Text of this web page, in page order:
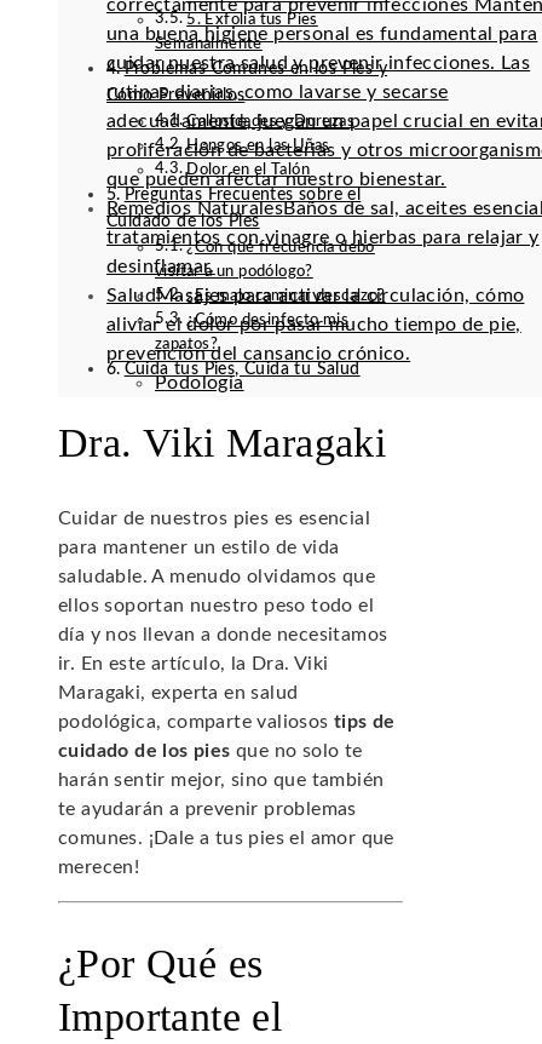
correctamente para prevenir infecciones
una buena higiene personal es fundamental para
cuidar nuestra salud y prevenir infecciones. Las
rutinas diarias, como lavarse y secarse
adecuadamente, juegan un papel crucial en
proliferación de bacterias y otros
que pueden afectar nuestro bienestar.
Remedios NaturalesBaños de sal, aceites
tratamientos con vinagre o hierbas para relajar y
desinflamar.
SaludMasajes para activar la circulación, cómo
aliviar el dolor por pasar mucho tiempo de pie,
prevención del cansancio crónico.
Podología
5. Exfolia tus Pies
Semanalmente
Problemas Comunes en los Pies y
Cómo Prevenirlos
Callosidades y Durezas
Hongos en las Uñas
Dolor en el Talón
Preguntas Frecuentes sobre el
Cuidado de los Pies
¿Con qué frecuencia debo
visitar a un podólogo?
¿Es malo caminar descalzo?
¿Cómo desinfecto mis
zapatos?
Cuida tus Pies, Cuida tu Salud
Dra. Viki Maragaki
Cuidar de nuestros pies es esencial
para mantener un estilo de vida
saludable. A menudo olvidamos que
ellos soportan nuestro peso todo el
día y nos llevan a donde necesitamos
ir. En este artículo, la Dra. Viki
Maragaki, experta en salud
podológica, comparte valiosos tips de
cuidado de los pies que no solo te
harán sentir mejor, sino que también
te ayudarán a prevenir problemas
comunes. ¡Dale a tus pies el amor que
merecen!
¿Por Qué es
Importante el